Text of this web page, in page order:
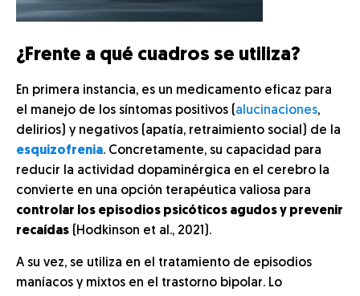
¿Frente a qué cuadros se utiliza?
En primera instancia, es un medicamento eficaz para
el manejo de los síntomas positivos (alucinaciones,
delirios) y negativos (apatía, retraimiento social) de la
esquizofrenia. Concretamente, su capacidad para
reducir la actividad dopaminérgica en el cerebro la
convierte en una opción terapéutica valiosa para
controlar los episodios psicóticos agudos y prevenir
recaídas (Hodkinson et al., 2021).
A su vez, se utiliza en el tratamiento de episodios
maníacos y mixtos en el trastorno bipolar. Lo